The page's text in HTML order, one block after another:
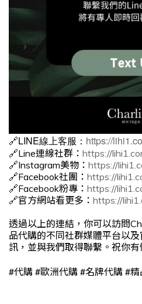
🔗LINE線上客服： https://
🔗Line連線社群： https://
🔗Instagram美物： https://
🔗Facebook社團： https://
🔗Facebook粉專： https://
🔗官方網站看更多： https://
透過以上的連結，你可以訪問
品代購的不同社群媒體平台以
訊，並與我們取得聯繫。祝你有
#代購 #歐洲代購 #名牌代購 #精